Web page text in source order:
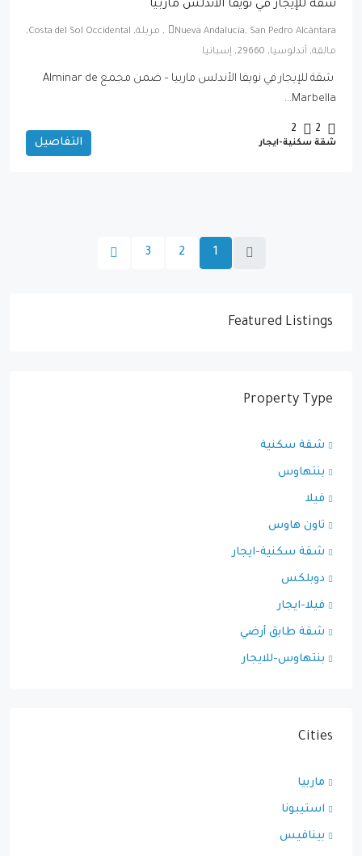
شقة للإيجار في نويفا الأندلس ماربيا
Nueva Andalucía, San Pedro Alcántara, مربلة, Costa del Sol Occidental,
مالقة, أندلوسيا, 29660, إسبانيا
شقة للإيجار في نويفا الأندلس ماربيا – ضمن مجمع Alminar de
Marbella...
2
2
شقة سكنية-ايجار التفاصيل
1
2
3
Featured Listings
Property Type
شقة سكنية
بنتهاوس
فيلا
تاون هاوس
شقة سكنية-ايجار
دوبلكس
فيلا-ايجار
شقة طابق أرضي
بنتهاوس-للايجار
Cities
ماربيا
استيبونا
بينافيس